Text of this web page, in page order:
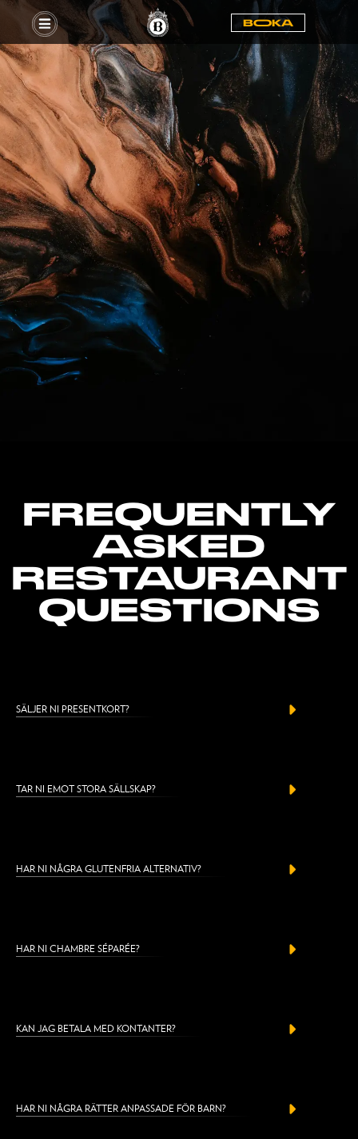
BOOKA
FREQUENTLY
ASKED
RESTAURANT
QUESTIONS
SÄLJER NI PRESENTKORT?
TAR NI EMOT STORA SÄLLSKAP?
HAR NI NÅGRA GLUTENFRIA ALTERNATIV?
HAR NI CHAMBRE SÉPARÉE?
KAN JAG BETALA MED KONTANTER?
HAR NI NÅGRA RÄTTER ANPASSADE FÖR BARN?